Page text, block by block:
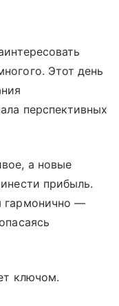
Этот день
перспективных
а новые
прибыль.
гармонично —
ключом.